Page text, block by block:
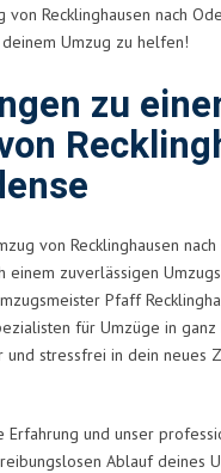
von Recklinghausen nach
Umzug zu helfen!
zu
von Recklinghausen
einem zuverlässigen
Pfaff
für Umzüge in ganz
und stressfrei in dein neues
Erfahrung und unser
Ablauf deines